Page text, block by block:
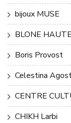
bijoux MUSE
BLONE
Boris Provost
Celestina
CENTRE
CHIKH Larbi